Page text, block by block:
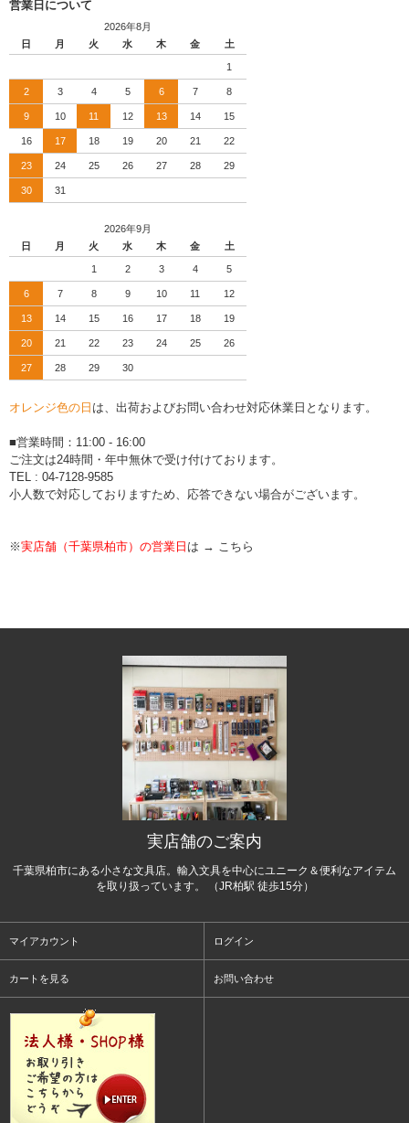
営業日について
2026年8月
日
月 火 水 木 金 土
1
2 3 4 5 6 7 8
9 10 11 12 13 14 15
16 17 18 19 20 21 22
23 24 25 26 27 28 29
30 31
2026年9月
日
月 火 水 木 金 土
1 2 3 4 5
6 7 8 9 10 11 12
13 14 15 16 17 18 19
20 21 22 23 24 25 26
27 28 29 30
オレンジ色の日 は、出荷およびお問い合わせ対応休業日となります。
■営業時間：11:00 - 16:00
ご注文は24時間・年中無休で受け付けております。
TEL : 04-7128-9585
小人数で対応しておりますため、応答できない場合がございます。
※実店舗（千葉県柏市）の営業日 は → こちら
実店舗のご案内
千葉県柏市にある小さな文具店。輸入文具を中心にユニーク＆便利なアイテム
を取り扱っています。 （JR柏駅 徒歩15分）
マイアカウント ログイン
カートを見る お問い合わせ